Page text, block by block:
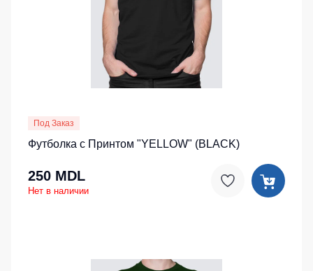
Под Заказ
Футболка с Принтом "YELLOW" (BLACK)
250 MDL
Нет в наличии